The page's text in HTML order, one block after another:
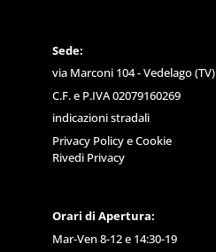
Sede:
via Marconi 104 - Vedelago (TV)
C.F. e P.IVA 02079160269
indicazioni stradali
Privacy PolicyeCookie
Rivedi Privacy
Orari di Apertura:
Mar-Ven 8-12 e 14:30-19